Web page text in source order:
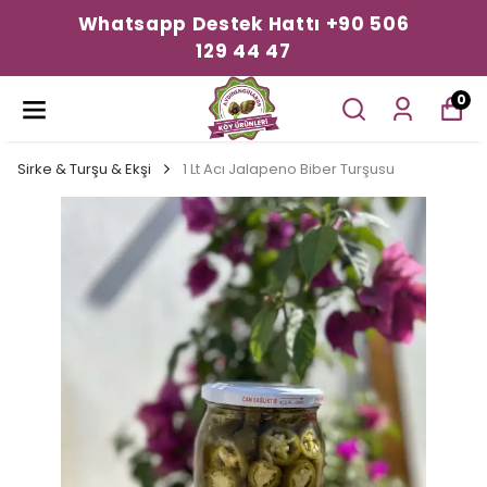
Whatsapp Destek Hattı +90 506
129 44 47
0
Sirke & Turşu & Ekşi 1 Lt Acı Jalapeno Biber Turşusu